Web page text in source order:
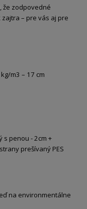
že zodpovedné
– pre vás aj pre
m3 – 17 cm
s penou - 2cm +
prešívaný PES
na environmentálne